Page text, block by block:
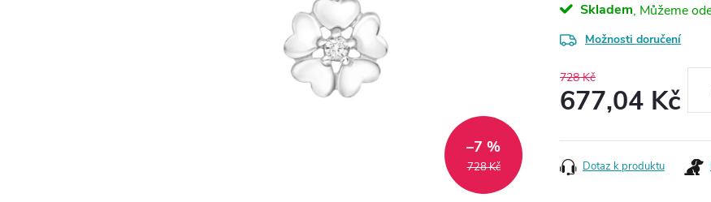
728 Kč
–7 %
Skladem
Možnosti doručení
728 Kč
677,04 Kč
cena:
Dotaz k produktu